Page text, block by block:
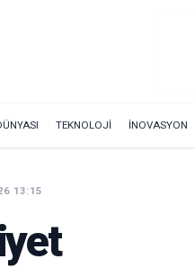
TEKNOLOJİ İNOVASYON
13:15